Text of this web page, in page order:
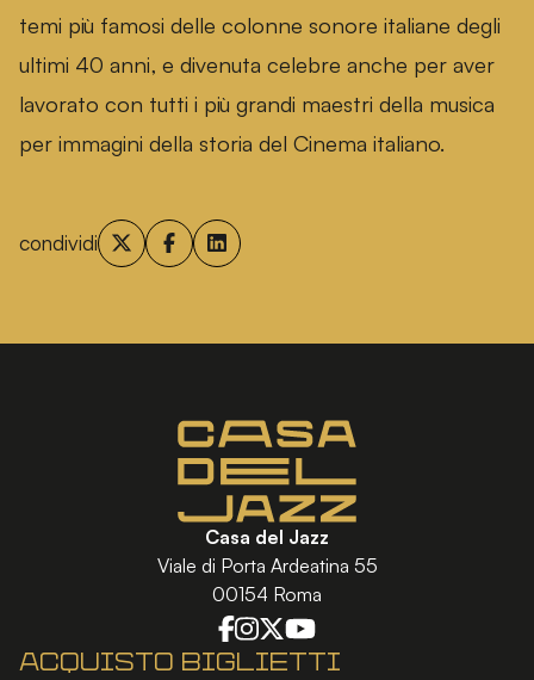
temi più famosi delle colonne sonore italiane degli
ultimi 40 anni, e divenuta celebre anche per aver
lavorato con tutti i più grandi maestri della musica
per immagini della storia del Cinema italiano.
condividi
Acquisto biglietti
Casa del Jazz
Viale di Porta Ardeatina 55
00154 Roma